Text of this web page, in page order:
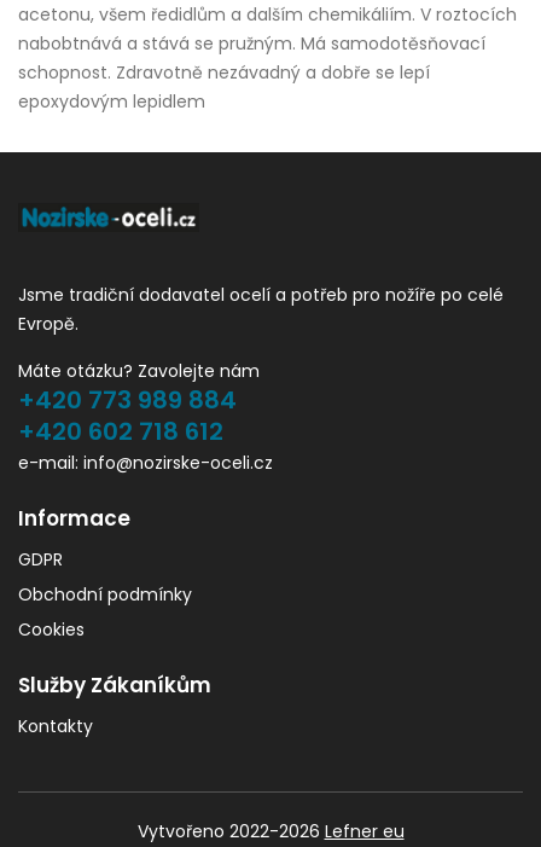
acetonu, všem ředidlům a dalším chemikáliím. V roztocích
nabobtnává a stává se pružným. Má samodotěsňovací
schopnost. Zdravotně nezávadný a dobře se lepí
epoxydovým lepidlem
Jsme tradiční dodavatel ocelí a potřeb pro nožíře po celé
Evropě.
Máte otázku? Zavolejte nám
+420 773 989 884
+420 602 718 612
e-mail: info@nozirske-oceli.cz
Informace
GDPR
Obchodní podmínky
Cookies
Služby Zákaníkům
Kontakty
Vytvořeno 2022-2026 Lefner eu